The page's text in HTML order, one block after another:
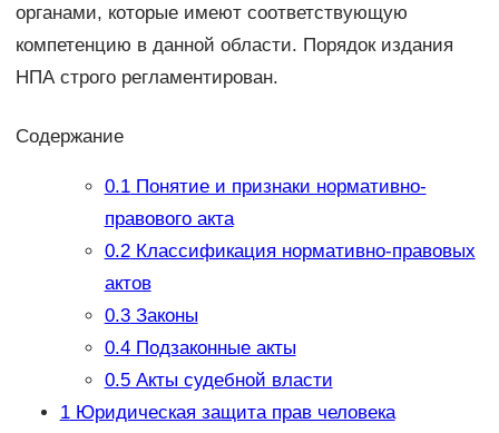
органами, которые имеют соответствующую
компетенцию в данной области. Порядок издания
НПА строго регламентирован.
Содержание
0.1Понятие и признаки нормативно-
правового акта
0.2Классификация нормативно-правовых
актов
0.3Законы
0.4Подзаконные акты
0.5Акты судебной власти
1Юридическая защита прав человека